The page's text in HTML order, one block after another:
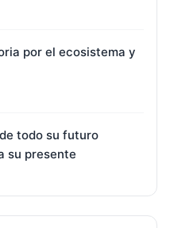
por el ecosistema y
todo su futuro
su presente